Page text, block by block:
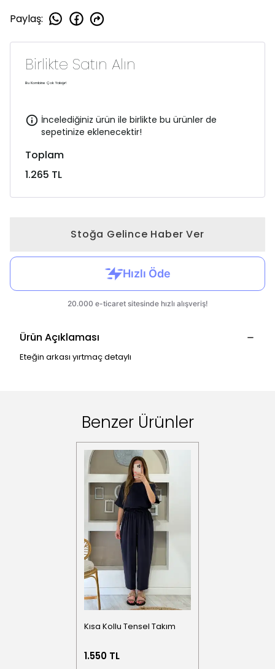
Paylaş:
Birlikte Satın Alın
Bu Kombine Çok Yakışır!
İncelediğiniz ürün ile birlikte bu ürünler de
sepetinize eklenecektir!
Toplam
1.265 TL
Stoğa Gelince Haber Ver
Ürün Açıklaması
Eteğin arkası yırtmaç detaylı
Benzer Ürünler
Kısa Kollu Tensel Takım
1.550 TL